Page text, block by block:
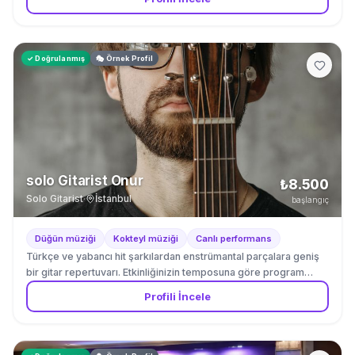
✓ Doğrulanmış 🎭 Örnek Profil
solo Gitarist Onur
Solo Gitarist· İstanbul
₺8.500
başlangıç
Düğün müziği Kokteyl müziği Canlı performans
Türkçe ve yabancı hit şarkılardan enstrümantal parçalara geniş
bir gitar repertuvarı. Etkinliğinizin temposuna göre program
esnetilir.
Profili İncele